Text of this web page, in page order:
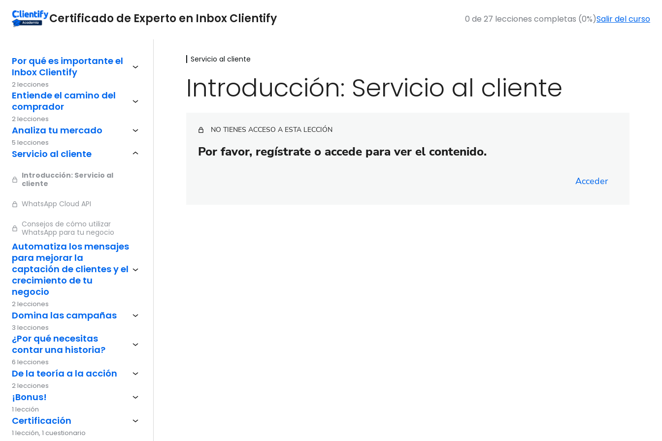
Certificado de Experto en Inbox Clientify 0 de 27 lecciones completas (0%)Salir del curso
Por qué es importante el
Inbox Clientify
2 lecciones
Entiende el camino del
comprador
2 lecciones
Analiza tu mercado
5 lecciones
Servicio al cliente
Introducción: Servicio al
cliente
WhatsApp Cloud API
Consejos de cómo utilizar
WhatsApp para tu negocio
Automatiza los mensajes
para mejorar la
captación de clientes y el
crecimiento de tu
negocio
2 lecciones
Domina las campañas
3 lecciones
¿Por qué necesitas
contar una historia?
6 lecciones
De la teoría a la acción
2 lecciones
¡Bonus!
1 lección
Certificación
1 lección, 1 cuestionario
Servicio al cliente
Introducción: Servicio al cliente
NO TIENES ACCESO A ESTA LECCIÓN
Por favor, regístrate o accede para ver el contenido.
Acceder